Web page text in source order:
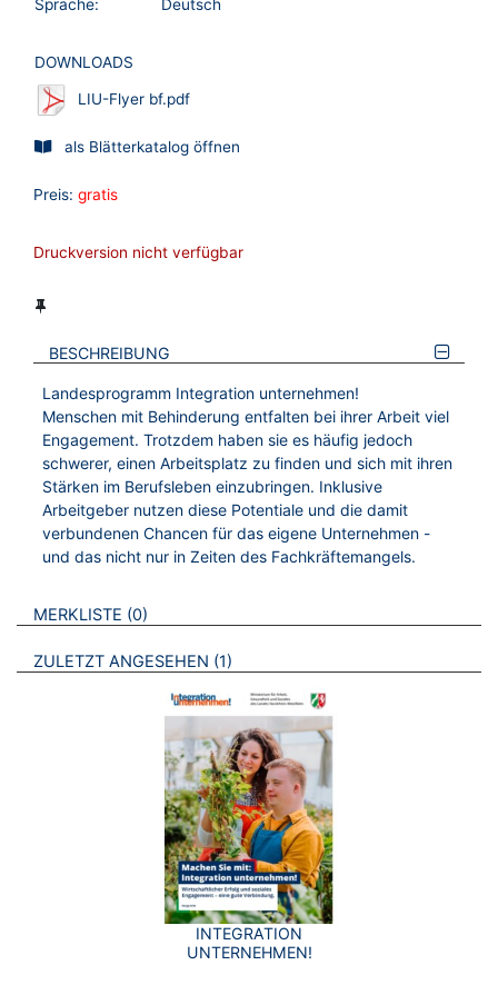
Sprache:
Deutsch
DOWNLOADS
LIU-Flyer bf.pdf
als Blätterkatalog öffnen
Preis: gratis
Druckversion nicht verfügbar
BESCHREIBUNG
Landesprogramm Integration unternehmen!
Menschen mit Behinderung entfalten bei ihrer Arbeit viel
Engagement. Trotzdem haben sie es häufig jedoch
schwerer, einen Arbeitsplatz zu finden und sich mit ihren
Stärken im Berufsleben einzubringen. Inklusive
Arbeitgeber nutzen diese Potentiale und die damit
verbundenen Chancen für das eigene Unternehmen -
und das nicht nur in Zeiten des Fachkräftemangels.
VERWEISE AUF VERMERKTE- ODER ZULETZT ANGESEHENE
MERKLISTE 0 BROSCHÜREN
ZULETZT ANGESEHEN 1 BROSCHÜREN
INTEGRATION
UNTERNEHMEN!